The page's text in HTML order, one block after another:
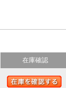
在庫確認